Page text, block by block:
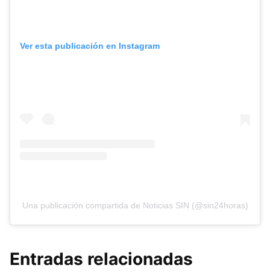
Ver esta publicación en Instagram
Una publicación compartida de Noticias SIN (@sin24horas)
Entradas relacionadas